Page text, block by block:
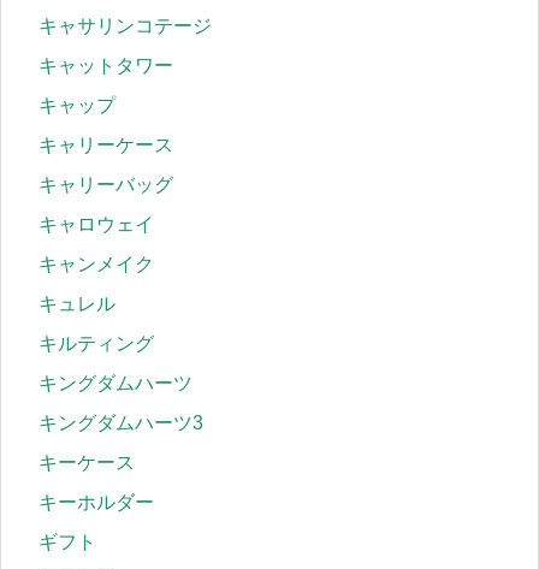
キャサリンコテージ
キャットタワー
キャップ
キャリーケース
キャリーバッグ
キャロウェイ
キャンメイク
キュレル
キルティング
キングダムハーツ
キングダムハーツ3
キーケース
キーホルダー
ギフト